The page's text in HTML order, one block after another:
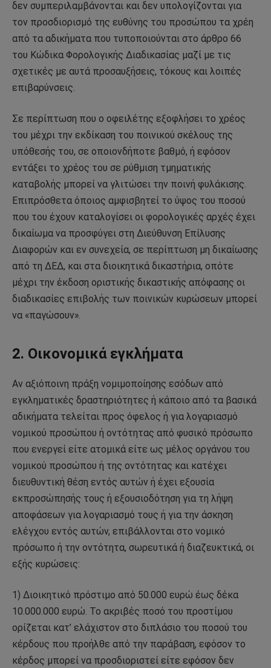
δεν συμπεριλαμβάνονται και δεν υπολογίζονται για
τον προσδιορισμό της ευθύνης του προσώπου τα χρέη
από τα αδικήματα που τυποποιούνται στο άρθρο 66
του Κώδικα Φορολογικής Διαδικασίας μαζί με τις
σχετικές με αυτά προσαυξήσεις, τόκους και λοιπές
επιβαρύνσεις.
Σε περίπτωση που ο οφειλέτης εξοφλήσει το χρέος
του μέχρι την εκδίκαση του ποινικού σκέλους της
υπόθεσής του, σε οποιονδήποτε βαθμό, ή εφόσον
εντάξει το χρέος του σε ρύθμιση τμηματικής
καταβολής μπορεί να γλιτώσει την ποινή φυλάκισης.
Επιπρόσθετα όποιος αμφισβητεί το ύψος του ποσού
που του έχουν καταλογίσει οι φορολογικές αρχές έχει
δικαίωμα να προσφύγει στη Διεύθυνση Επίλυσης
Διαφορών και εν συνεχεία, σε περίπτωση μη δικαίωσης
από τη ΔΕΔ, και στα διοικητικά δικαστήρια, οπότε
μέχρι την έκδοση οριστικής δικαστικής απόφασης οι
διαδικασίες επιβολής των ποινικών κυρώσεων μπορεί
να «παγώσουν».
2. Οικονομικά εγκλήματα
Αν αξιόποινη πράξη νομιμοποίησης εσόδων από
εγκληματικές δραστηριότητες ή κάποιο από τα βασικά
αδικήματα τελείται προς όφελος ή για λογαριασμό
νομικού προσώπου ή οντότητας από φυσικό πρόσωπο
που ενεργεί είτε ατομικά είτε ως μέλος οργάνου του
νομικού προσώπου ή της οντότητας και κατέχει
διευθυντική θέση εντός αυτών ή έχει εξουσία
εκπροσώπησής τους ή εξουσιοδότηση για τη λήψη
αποφάσεων για λογαριασμό τους ή για την άσκηση
ελέγχου εντός αυτών, επιβάλλονται στο νομικό
πρόσωπο ή την οντότητα, σωρευτικά ή διαζευκτικά, οι
εξής κυρώσεις:
1) Διοικητικό πρόστιμο από 50.000 ευρώ έως δέκα
10.000.000 ευρώ. Το ακριβές ποσό του προστίμου
ορίζεται κατ’ ελάχιστον στο διπλάσιο του ποσού του
κέρδους που προήλθε από την παράβαση, εφόσον το
κέρδος μπορεί να προσδιοριστεί είτε εφόσον δεν